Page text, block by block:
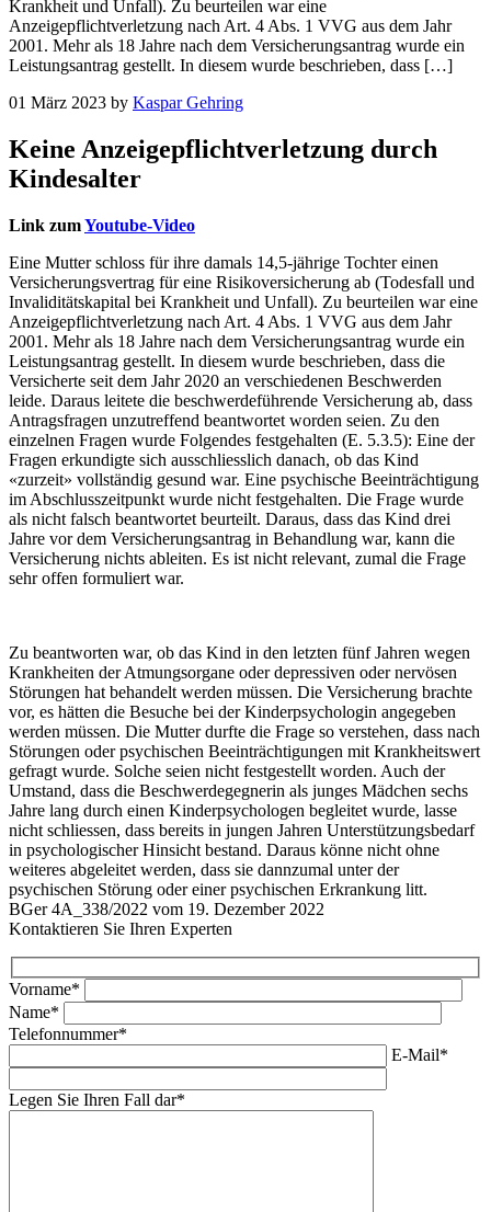
Krankheit und Unfall). Zu beurteilen war eine
Anzeigepflichtverletzung nach Art. 4 Abs. 1 VVG aus dem Jahr
2001. Mehr als 18 Jahre nach dem Versicherungsantrag wurde ein
Leistungsantrag gestellt. In diesem wurde beschrieben, dass […]
01 März 2023 by Kaspar Gehring
Keine Anzeigepflichtverletzung durch
Kindesalter
Link zumYoutube-Video
Eine Mutter schloss für ihre damals 14,5-jährige Tochter einen
Versicherungsvertrag für eine Risikoversicherung ab (Todesfall und
Invaliditätskapital bei Krankheit und Unfall). Zu beurteilen war eine
Anzeigepflichtverletzung nach Art. 4 Abs. 1 VVG aus dem Jahr
2001. Mehr als 18 Jahre nach dem Versicherungsantrag wurde ein
Leistungsantrag gestellt. In diesem wurde beschrieben, dass die
Versicherte seit dem Jahr 2020 an verschiedenen Beschwerden
leide. Daraus leitete die beschwerdeführende Versicherung ab, dass
Antragsfragen unzutreffend beantwortet worden seien. Zu den
einzelnen Fragen wurde Folgendes festgehalten (E. 5.3.5): Eine der
Fragen erkundigte sich ausschliesslich danach, ob das Kind
«zurzeit» vollständig gesund war. Eine psychische Beeinträchtigung
im Abschlusszeitpunkt wurde nicht festgehalten. Die Frage wurde
als nicht falsch beantwortet beurteilt. Daraus, dass das Kind drei
Jahre vor dem Versicherungsantrag in Behandlung war, kann die
Versicherung nichts ableiten. Es ist nicht relevant, zumal die Frage
sehr offen formuliert war.
Zu beantworten war, ob das Kind in den letzten fünf Jahren wegen
Krankheiten der Atmungsorgane oder depressiven oder nervösen
Störungen hat behandelt werden müssen. Die Versicherung brachte
vor, es hätten die Besuche bei der Kinderpsychologin angegeben
werden müssen. Die Mutter durfte die Frage so verstehen, dass nach
Störungen oder psychischen Beeinträchtigungen mit Krankheitswert
gefragt wurde. Solche seien nicht festgestellt worden. Auch der
Umstand, dass die Beschwerdegegnerin als junges Mädchen sechs
Jahre lang durch einen Kinderpsychologen begleitet wurde, lasse
nicht schliessen, dass bereits in jungen Jahren Unterstützungsbedarf
in psychologischer Hinsicht bestand. Daraus könne nicht ohne
weiteres abgeleitet werden, dass sie dannzumal unter der
psychischen Störung oder einer psychischen Erkrankung litt.
BGer 4A_338/2022 vom 19. Dezember 2022
Kontaktieren Sie Ihren Experten
Vorname*
Name*
Telefonnummer*
E-Mail*
Legen Sie Ihren Fall dar*